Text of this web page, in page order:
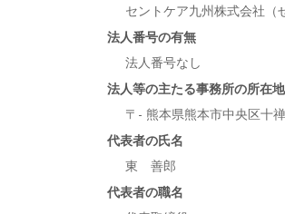
セントケア九州株式会社（
法人番号の有無
法人番号なし
法人等の主たる事務所の所在地
〒- 熊本県熊本市中央区十
代表者の氏名
東 善郎
代表者の職名